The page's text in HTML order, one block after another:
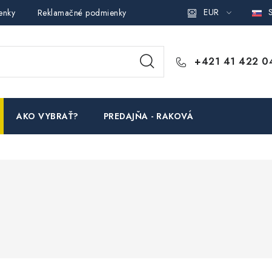
Reklamačné podmienky Podmienky ochrany osobných
EUR
+421 41 422
AKO VYBRAŤ? PREDAJŇA - RAKOVÁ